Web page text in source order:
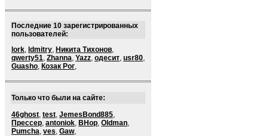
Последние 10 зарегистрированных
пользователей:
lork, ldmitry, Никита Тихонов,
qwerty51, Zhanna, Yazz, одесит, usr80,
Guasho, Козак Рог,
Только что были на сайте:
46ghost, test, JemesBond885,
Прессер, antoniok, BHop, Oldman,
Pumcha, ves, Gaw,